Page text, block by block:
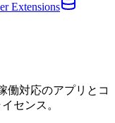
Extensions
働対応のアプリとコ
センス。